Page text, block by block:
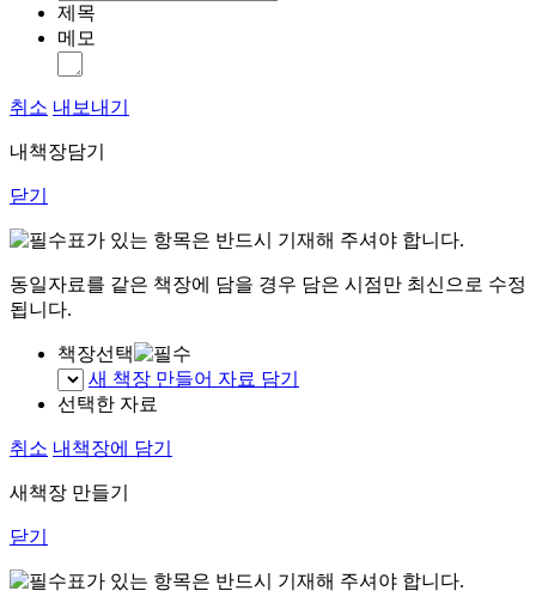
제목
메모
취소 내보내기
내책장담기
닫기
표가 있는 항목은 반드시 기재해 주셔야 합니다.
동일자료를 같은 책장에 담을 경우 담은 시점만 최신으로 수정
됩니다.
책장선택
새 책장 만들어 자료 담기
선택한 자료
취소 내책장에 담기
새책장 만들기
닫기
표가 있는 항목은 반드시 기재해 주셔야 합니다.